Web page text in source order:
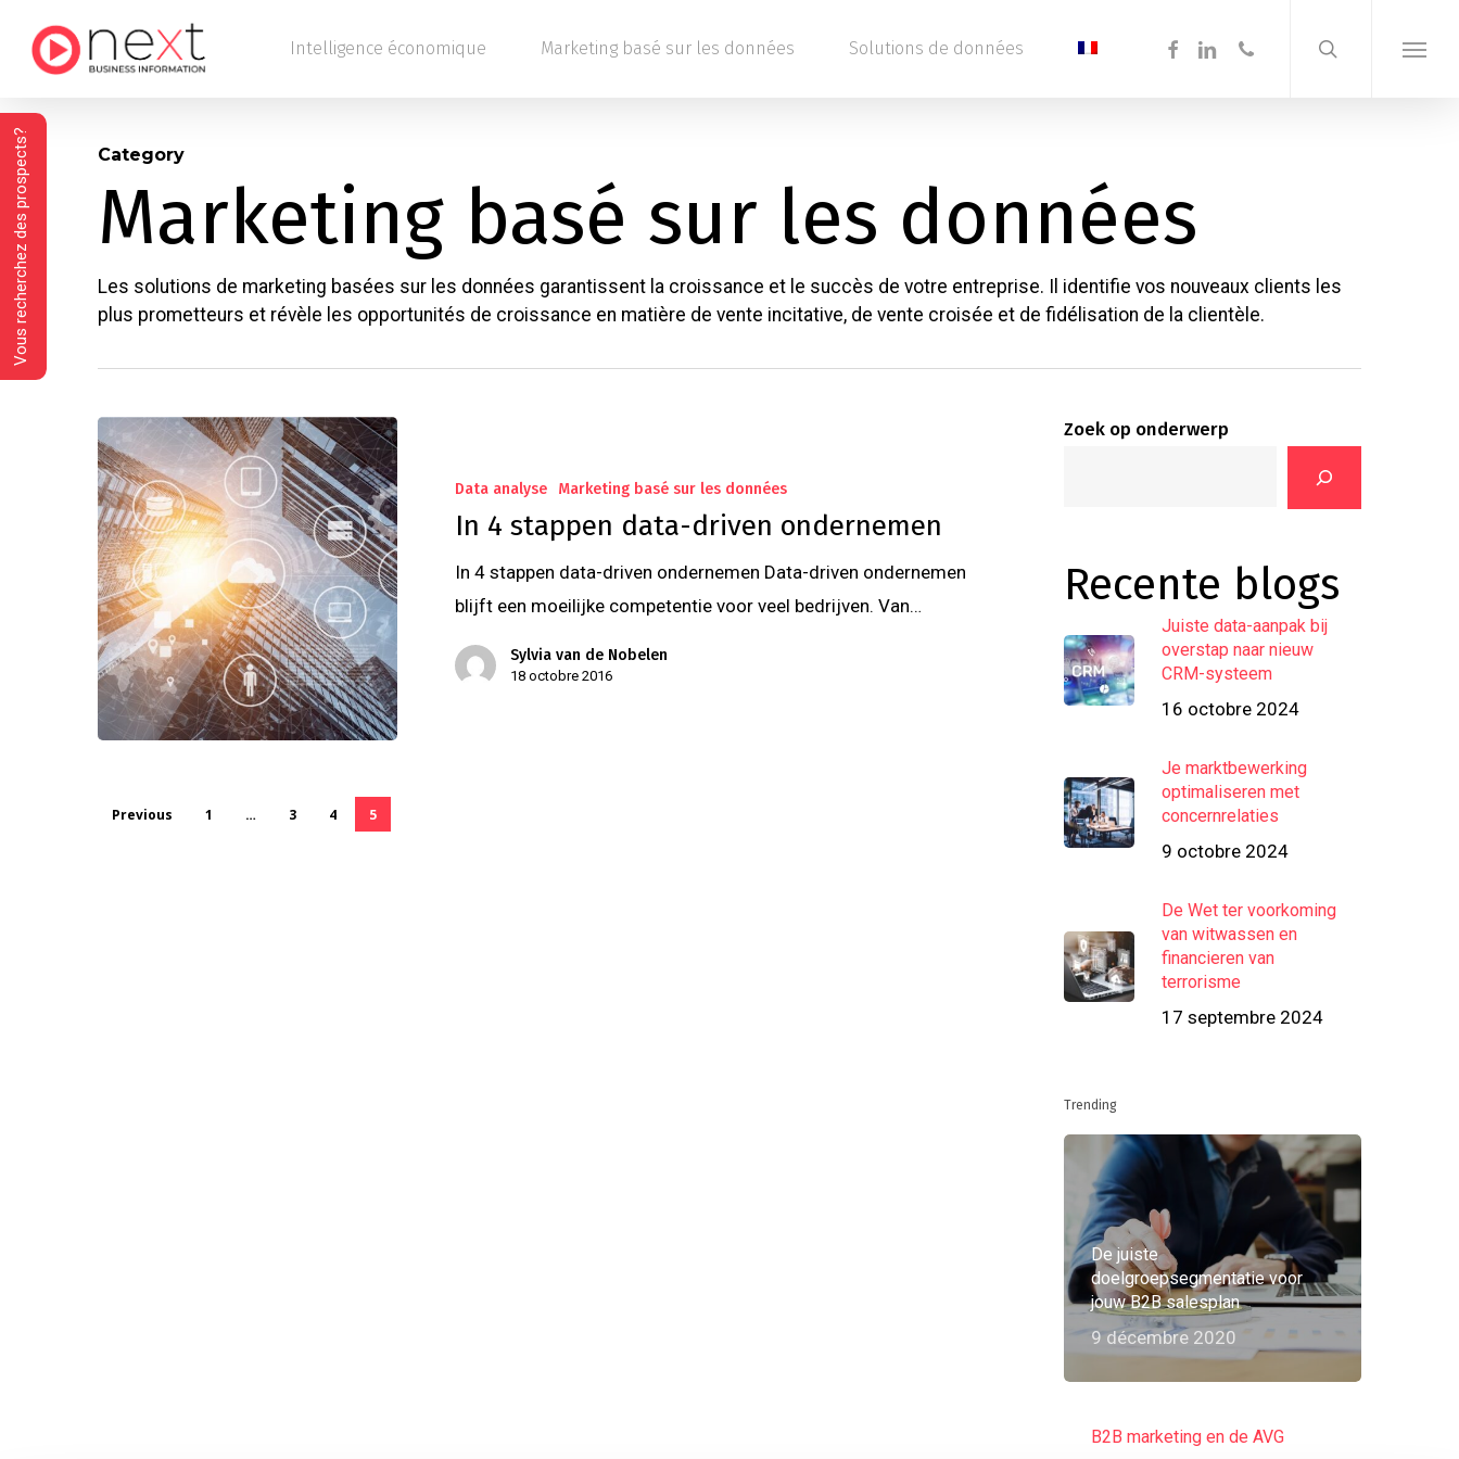
content
Intelligence économique Marketing basé sur les données Solutions de données facebooklinkedinphone
Menu
Category
Marketing basé sur les données
Les solutions de marketing basées sur les données garantissent la croissance et le succès de votre entreprise. Il identifie vos nouveaux clients les
plus prometteurs et révèle les opportunités de croissance en matière de vente incitative, de vente croisée et de fidélisation de la clientèle.
Data analyse Marketing basé sur les données
In 4 stappen data-driven ondernemen
In 4 stappen data-driven ondernemen Data-driven ondernemen
blijft een moeilijke competentie voor veel bedrijven. Van…
Sylvia van de Nobelen
18 octobre 2016
Previous 1 … 3 4 5
Zoek op onderwerp
Recente blogs
Juiste data-aanpak bij
overstap naar nieuw
CRM-systeem
16 octobre 2024
Je marktbewerking
optimaliseren met
concernrelaties
9 octobre 2024
De Wet ter voorkoming
van witwassen en
financieren van
terrorisme
17 septembre 2024
Trending
De juiste
doelgroepsegmentatie voor
jouw B2B salesplan
9 décembre 2020
B2B marketing en de AVG
Vous recherchez des prospects?